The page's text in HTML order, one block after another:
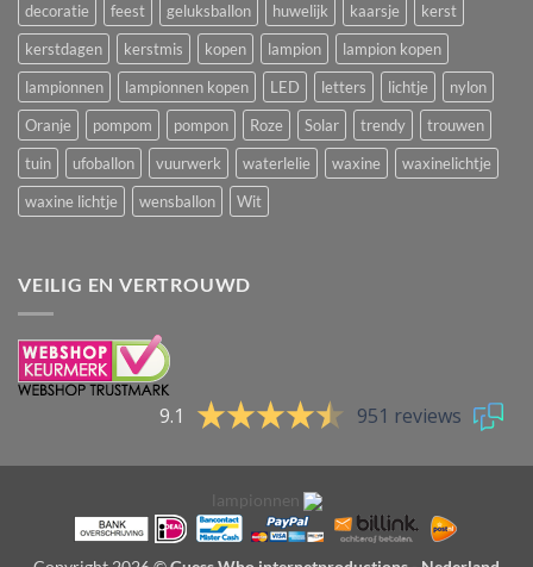
decoratie
feest geluksballon huwelijk kaarsje
kerst
kerstdagen
kerstmis kopen lampion
lampion kopen
lampionnen
lampionnen kopen LED letters lichtje
nylon
Oranje
pompom pompon Roze Solar trendy
trouwen
tuin
ufoballon vuurwerk waterlelie waxine
waxinelichtje
waxine lichtje
wensballon Wit
VEILIG EN VERTROUWD
9.1 951 reviews
lampionnen